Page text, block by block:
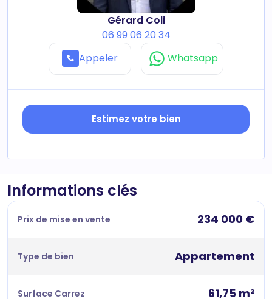
Gérard Coli
06 99 06 20 34
Appeler
Whatsapp
Estimez votre bien
Informations clés
Prix de mise en vente 234 000 €
Type de bien Appartement
Surface Carrez 61,75 m²